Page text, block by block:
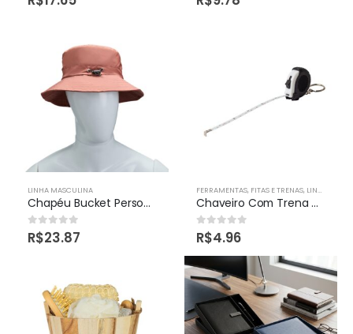
LINHA MASCULINA
Chapéu Bucket Personalizado
0out of 5
R$23.87
FERRAMENTAS, FITAS E TRENAS, LINHA MASCULINA
Chaveiro Com Trena de 1 Metro Personalizada
0out of 5
R$4.96